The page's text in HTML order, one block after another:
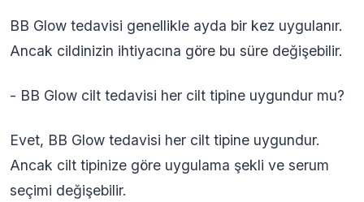
BB Glow tedavisi genellikle ayda bir kez uygulanır.
Ancak cildinizin ihtiyacına göre bu süre değişebilir.
- BB Glow cilt tedavisi her cilt tipine uygundur mu?
Evet, BB Glow tedavisi her cilt tipine uygundur.
Ancak cilt tipinize göre uygulama şekli ve serum
seçimi değişebilir.